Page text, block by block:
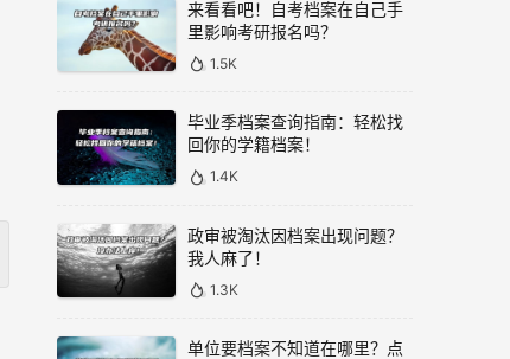
来看看吧！自考档案在自己手
里影响考研报名吗？
1.5K
毕业季档案查询指南：轻松找
回你的学籍档案！
1.4K
政审被淘汰因档案出现问题？
我人麻了！
1.3K
单位要档案不知道在哪里？点